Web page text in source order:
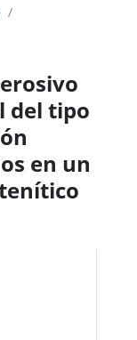
/
del tipo
en un